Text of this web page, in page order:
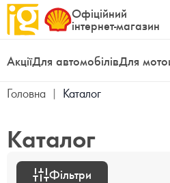
Офіційний
інтернет-магазин
АкціїДля автомобілівДля
Головна | Каталог
Каталог
Фільтри